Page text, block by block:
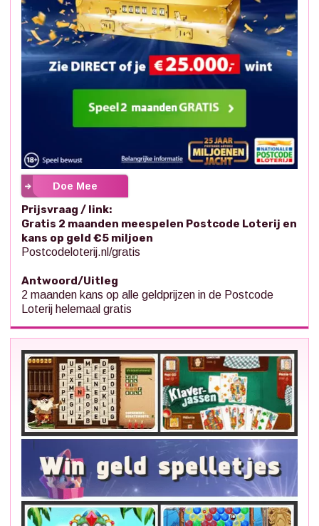
Doe Mee
Prijsvraag / link:
Gratis 2 maanden meespelen Postcode Loterij en
kans op geld €5 miljoen
Postcodeloterij.nl/gratis
Antwoord/Uitleg
2 maanden kans op alle geldprijzen in de Postcode
Loterij helemaal gratis